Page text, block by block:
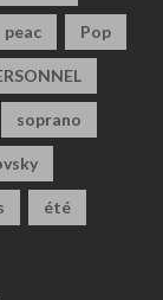
peac Pop
soprano
été